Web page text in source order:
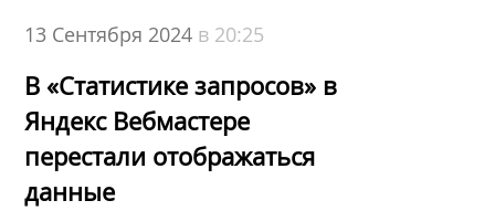
13 Сентября 2024 в 20:25
В «Статистике запросов» в
Яндекс Вебмастере
перестали отображаться
данные